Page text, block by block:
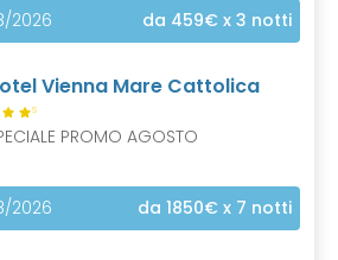
2026
da 459€ x 3 notti
Vienna Mare Cattolica
S
PROMO AGOSTO
2026 da 1850€ x 7 notti